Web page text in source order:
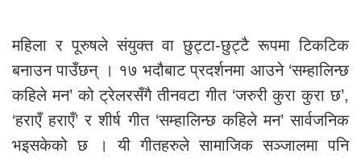
महिला र पूरुषले संयुक्त वा छुट्टा-छुट्टै रूपमा टिकटिक
बनाउन पाउँछन् । १७ भदौबाट प्रदर्शनमा आउने ‘सम्हालिन्छ
कहिले मन’ को ट्रेलरसँगै तीनवटा गीत ‘जरुरी कुरा कुरा छ’,
‘हराएँ हराएँ’ र शीर्ष गीत ‘सम्हालिन्छ कहिले मन’ सार्वजनिक
भइसकेको छ । यी गीतहरुले सामाजिक सञ्जालमा पनि